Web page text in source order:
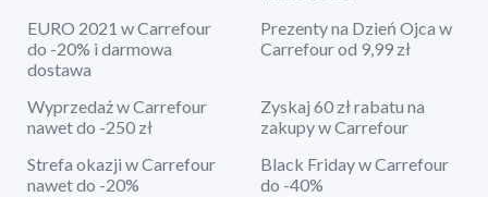
EURO 2021 w Carrefour
do -20% i darmowa
dostawa
Prezenty na Dzień Ojca w
Carrefour od 9,99 zł
Wyprzedaż w Carrefour
nawet do -250 zł
Zyskaj 60 zł rabatu na
zakupy w Carrefour
Strefa okazji w Carrefour
nawet do -20%
Black Friday w Carrefour
do -40%